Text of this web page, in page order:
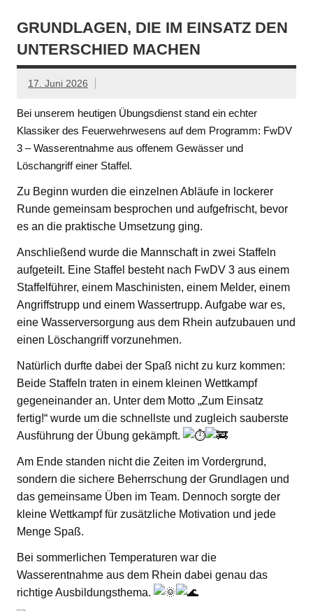
GRUNDLAGEN, DIE IM EINSATZ DEN
UNTERSCHIED MACHEN
17. Juni 2026
Bei unserem heutigen Übungsdienst stand ein echter
Klassiker des Feuerwehrwesens auf dem Programm: FwDV
3 – Wasserentnahme aus offenem Gewässer und
Löschangriff einer Staffel.
Zu Beginn wurden die einzelnen Abläufe in lockerer
Runde gemeinsam besprochen und aufgefrischt, bevor
es an die praktische Umsetzung ging.
Anschließend wurde die Mannschaft in zwei Staffeln
aufgeteilt. Eine Staffel besteht nach FwDV 3 aus einem
Staffelführer, einem Maschinisten, einem Melder, einem
Angriffstrupp und einem Wassertrupp. Aufgabe war es,
eine Wasserversorgung aus dem Rhein aufzubauen und
einen Löschangriff vorzunehmen.
Natürlich durfte dabei der Spaß nicht zu kurz kommen:
Beide Staffeln traten in einem kleinen Wettkampf
gegeneinander an. Unter dem Motto „Zum Einsatz
fertig!“ wurde um die schnellste und zugleich sauberste
Ausführung der Übung gekämpft.
Am Ende standen nicht die Zeiten im Vordergrund,
sondern die sichere Beherrschung der Grundlagen und
das gemeinsame Üben im Team. Dennoch sorgte der
kleine Wettkampf für zusätzliche Motivation und jede
Menge Spaß.
Bei sommerlichen Temperaturen war die
Wasserentnahme aus dem Rhein dabei genau das
richtige Ausbildungsthema.